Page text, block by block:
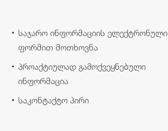
საჯარო ინფორმაციის ელექტრონული
ფორმით მოთხოვნა
პროაქტიულად გამოქვეყნებული
ინფორმაცია
საკონტაქტო პირი